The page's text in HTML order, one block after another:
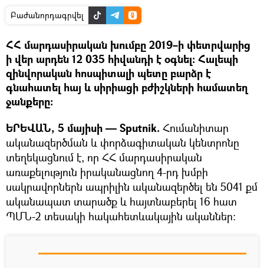
Բաժանորդագրվել
ՀՀ մարդասիրական խումբը 2019–ի փետրվարից
ի վեր արդեն 12 035 հիվանդի է օգնել։ Հալեպի
զինվորական հոսպիտալի պետը բարձր է
գնահատել հայ և սիրիացի բժիշկների համատեղ
ջանքերը։
ԵՐԵՎԱՆ, 5 մայիսի — Sputnik. Հումանիտար
ականազերծման և փորձագիտական կենտրոնը
տեղեկացնում է, որ ՀՀ մարդասիրական
առաքելություն իրականացնող 4-րդ խմբի
սակրավորներն ապրիլին ականազերծել են 5041 քմ
ականապատ տարածք և հայտնաբերել 16 հատ
ՊՄՆ-2 տեսակի հակահետևակային ականներ: